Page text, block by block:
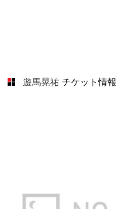
遊馬晃祐 チケット情報